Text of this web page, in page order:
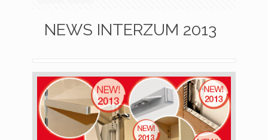
NEWS INTERZUM 2013